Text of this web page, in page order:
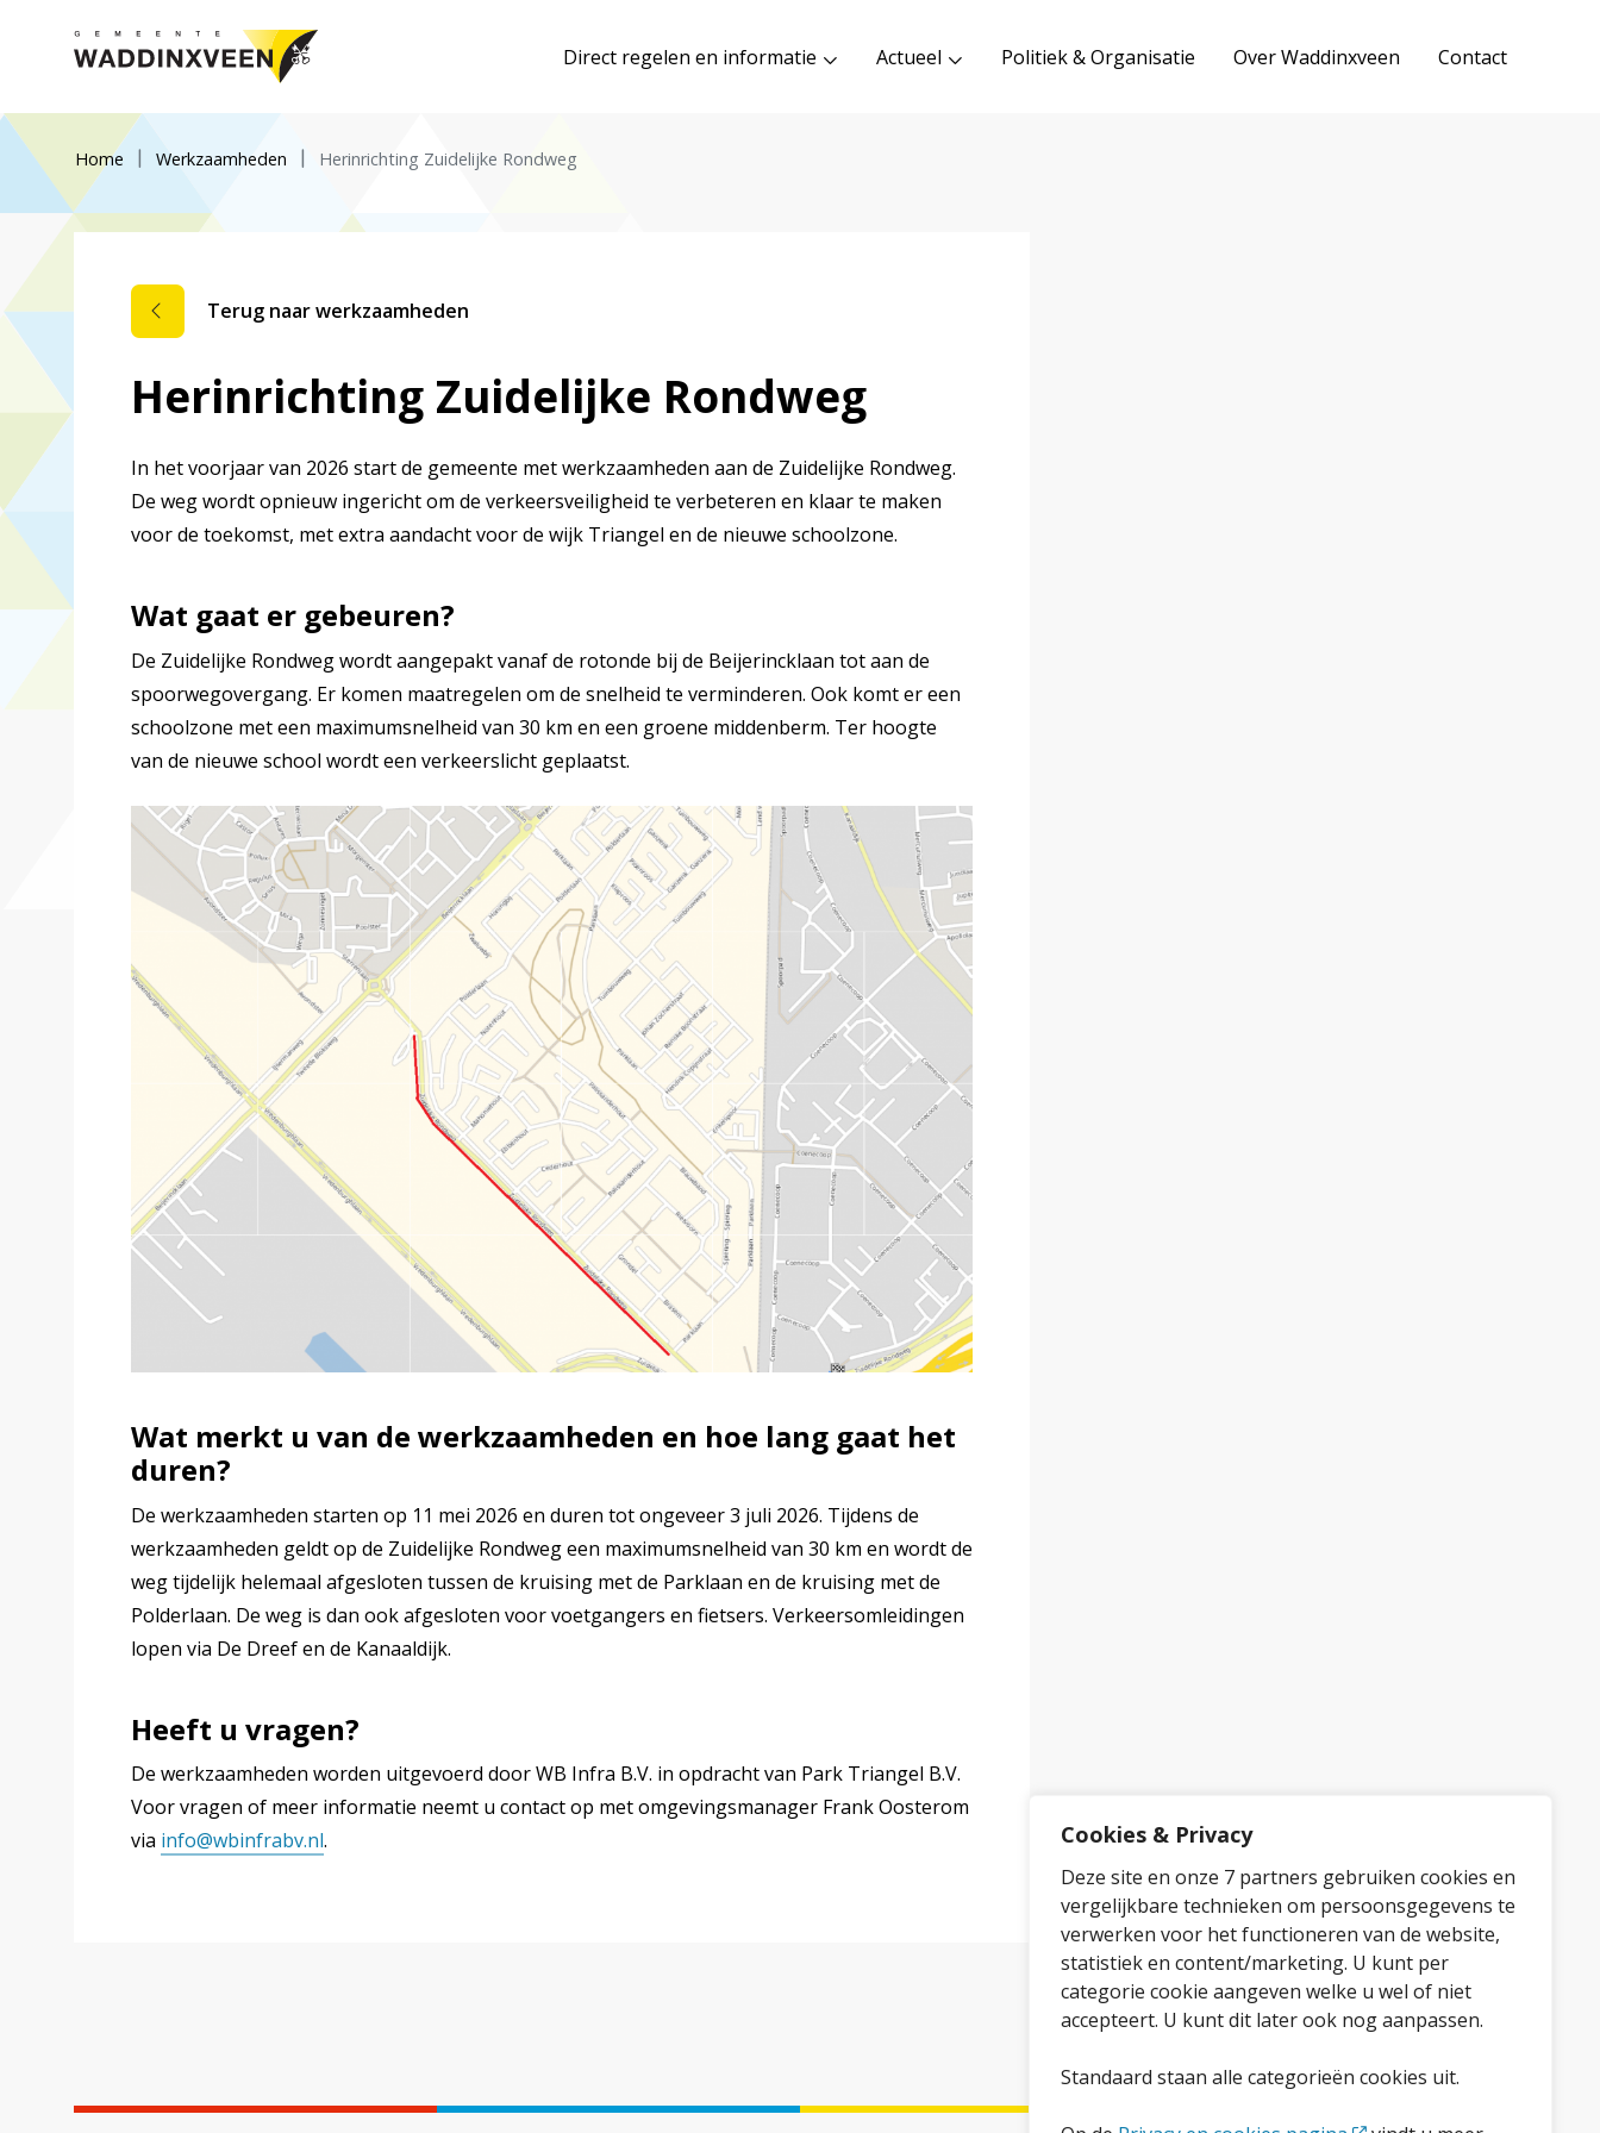
Cookies & Privacy
Deze site en onze 7 partners gebruiken cookies en
vergelijkbare technieken om persoonsgegevens te
verwerken voor het functioneren van de website,
statistiek en content/marketing. U kunt per
categorie cookie aangeven welke u wel of niet
accepteert. U kunt dit later ook nog aanpassen.
Standaard staan alle categorieën cookies uit.
Direct regelen en informatie Actueel Politiek & Organisatie Over Waddinxveen Contact
Home Werkzaamheden Herinrichting Zuidelijke Rondweg
Terug naar werkzaamheden
Herinrichting Zuidelijke Rondweg
In het voorjaar van 2026 start de gemeente met werkzaamheden aan de Zuidelijke Rondweg.
De weg wordt opnieuw ingericht om de verkeersveiligheid te verbeteren en klaar te maken
voor de toekomst, met extra aandacht voor de wijk Triangel en de nieuwe schoolzone.
Wat gaat er gebeuren?
De Zuidelijke Rondweg wordt aangepakt vanaf de rotonde bij de Beijerincklaan tot aan de
spoorwegovergang. Er komen maatregelen om de snelheid te verminderen. Ook komt er een
schoolzone met een maximumsnelheid van 30 km en een groene middenberm. Ter hoogte
van de nieuwe school wordt een verkeerslicht geplaatst.
Wat merkt u van de werkzaamheden en hoe lang gaat het
duren?
De werkzaamheden starten op 11 mei 2026 en duren tot ongeveer 3 juli 2026. Tijdens de
werkzaamheden geldt op de Zuidelijke Rondweg een maximumsnelheid van 30 km en wordt de
weg tijdelijk helemaal afgesloten tussen de kruising met de Parklaan en de kruising met de
Polderlaan. De weg is dan ook afgesloten voor voetgangers en fietsers. Verkeersomleidingen
lopen via De Dreef en de Kanaaldijk.
Heeft u vragen?
De werkzaamheden worden uitgevoerd door WB Infra B.V. in opdracht van Park Triangel B.V.
Voor vragen of meer informatie neemt u contact op met omgevingsmanager Frank Oosterom
via info@wbinfrabv.nl.